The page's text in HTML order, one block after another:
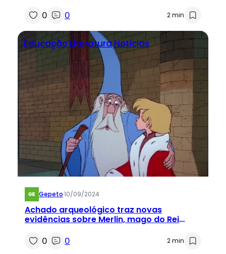
0 0 2 min
Educação Literatura Notícias
Gepeto·10/09/2024
Achado arqueológico traz novas
evidências sobre Merlin, mago do Rei
0 0 2 min